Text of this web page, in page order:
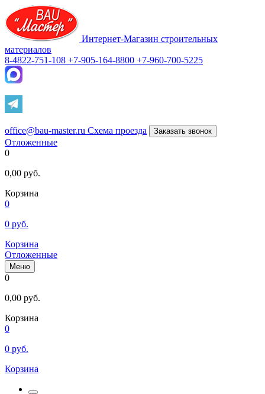
Интернет-Магазин строительных
материалов
8-4822-751-108 +7-905-164-8800 +7-960-700-5225
office@bau-master.ru Схема проезда Заказать звонок
Отложенные
0
0,00 руб.
Корзина
0
0 руб.
Корзина
Отложенные
Меню
0
0,00 руб.
Корзина
0
0 руб.
Корзина